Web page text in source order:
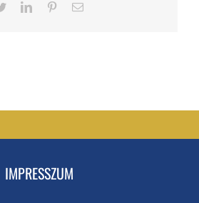
TwitterLinkedInPinterestEmail
IMPRESSZUM